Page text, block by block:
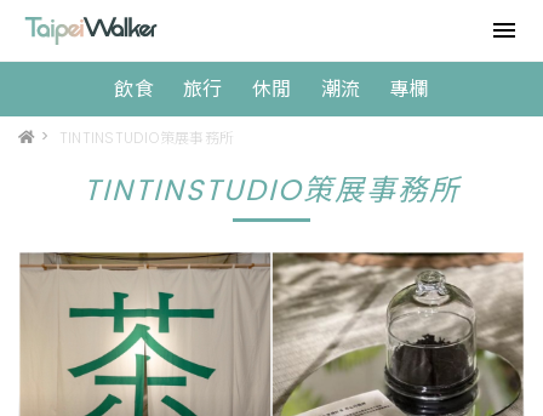
飲食 旅行 休閒 潮流 專欄
> TINTINSTUDIO策展事務所
TINTINSTUDIO策展事務所